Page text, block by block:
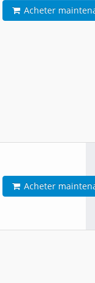
Acheter
Acheter